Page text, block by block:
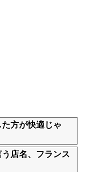
た方が快適じゃ
う店名、フランス